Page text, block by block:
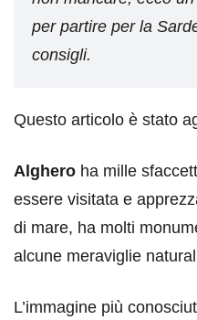
per partire per la
consigli.
Questo articolo è stato
Alghero ha mille
essere visitata e
di mare, ha molti
alcune meraviglie
L’immagine più